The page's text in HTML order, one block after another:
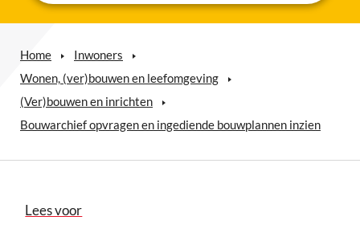
Home
Inwoners
Wonen, (ver)bouwen en leefomgeving
(Ver)bouwen en inrichten
Bouwarchief opvragen en ingediende bouwplannen inzien
Lees voor